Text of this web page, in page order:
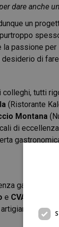
dare anche
un
la passione
desiderio di
tutti
(Ristorante
Montana
di
e CVA
–
del